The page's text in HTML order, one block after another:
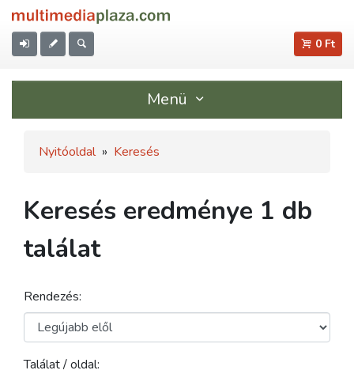
0 Ft
Menü
Nyitóoldal » Keresés
Keresés eredménye 1 db
találat
Rendezés:
Találat / oldal: